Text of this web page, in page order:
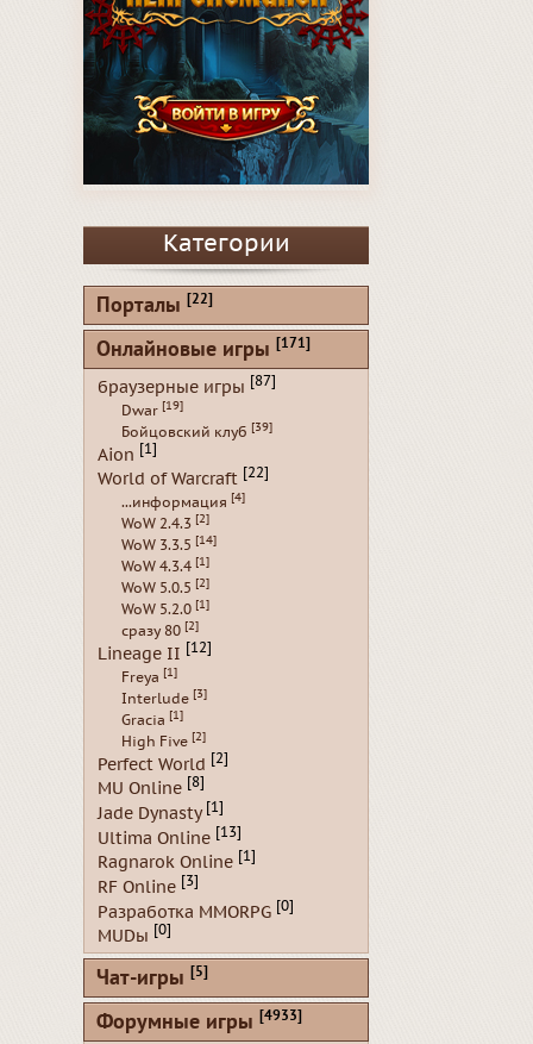
Категории
Порталы [22]
Онлайновые игры [171]
браузерные игры [87]
Dwar [19]
Бойцовский клуб [39]
Aion [1]
World of Warcraft [22]
...информация [4]
WoW 2.4.3 [2]
WoW 3.3.5 [14]
WoW 4.3.4 [1]
WoW 5.0.5 [2]
WoW 5.2.0 [1]
сразу 80 [2]
Lineage II [12]
Freya [1]
Interlude [3]
Gracia [1]
High Five [2]
Perfect World [2]
MU Online [8]
Jade Dynasty [1]
Ultima Online [13]
Ragnarok Online [1]
RF Online [3]
Разработка MMORPG [0]
MUDы [0]
Чат-игры [5]
Форумные игры [4933]